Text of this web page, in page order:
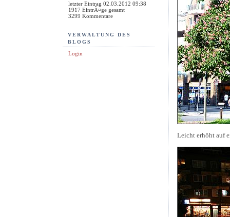
letzter Eintrag 02.03.2012 09:38
1917 EintrÃ¤ge gesamt
3299 Kommentare
VERWALTUNG DES
BLOGS
Login
Leicht erhöht auf